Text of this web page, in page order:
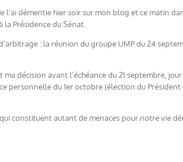
l’ai démentie hier soir sur mon blog et ce matin
Présidence du Sénat.
: la réunion du groupe UMP du 24
décision avant l’échéance du 21 septembre,
personnelle du 1er octobre (élection du
constituent autant de menaces pour notre vie